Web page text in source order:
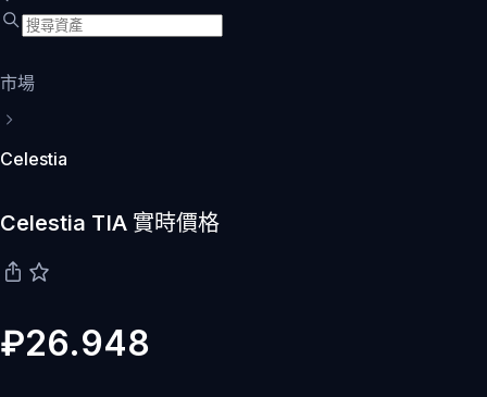
市場
Celestia
Celestia TIA 實時價格
₽26.948